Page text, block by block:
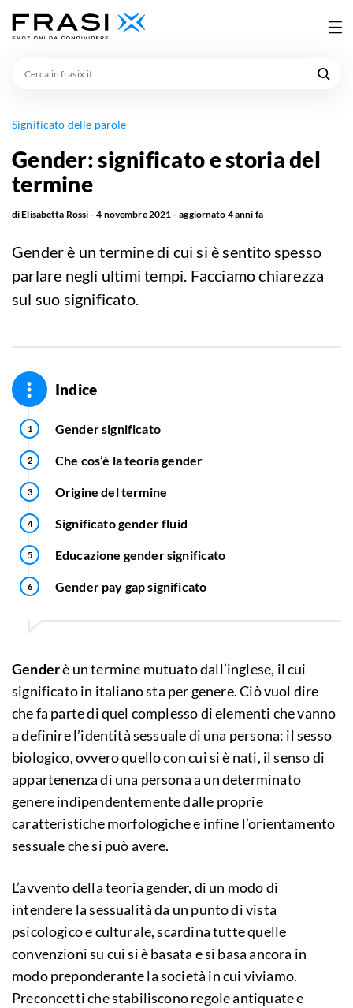
Significato delle parole
Gender: significato e storia del
termine
diElisabetta Rossi 4 novembre 2021 aggiornato 4 anni fa
Gender è un termine di cui si è sentito spesso
parlare negli ultimi tempi. Facciamo chiarezza
sul suo significato.
Indice
Gender significato
Che cos’è la teoria gender
Origine del termine
Significato gender fluid
Educazione gender significato
Gender pay gap significato
Genderè un termine mutuato dall’inglese, il cui
significato in italiano sta per genere. Ciò vuol dire
che fa parte di quel complesso di elementi che vanno
a definire l’identità sessuale di una persona: il sesso
biologico, ovvero quello con cui si è nati, il senso di
appartenenza di una persona a un determinato
genere indipendentemente dalle proprie
caratteristiche morfologiche e infine l’orientamento
sessuale che si può avere.
L’avvento della teoria gender, di un modo di
intendere la sessualità da un punto di vista
psicologico e culturale, scardina tutte quelle
convenzioni su cui si è basata e si basa ancora in
modo preponderante la società in cui viviamo.
Preconcetti che stabiliscono regole antiquate e